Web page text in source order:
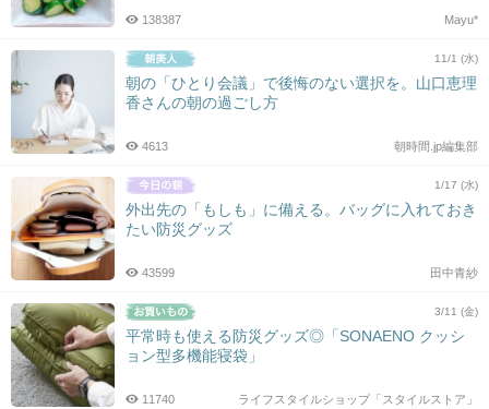
Mayu*
138387
11/1 (水)
朝の「ひとり会議」で後悔のない選択を。山口恵理
香さんの朝の過ごし方
朝時間.jp編集部
4613
1/17 (水)
外出先の「もしも」に備える。バッグに入れておき
たい防災グッズ
田中青紗
43599
3/11 (金)
平常時も使える防災グッズ◎「SONAENO クッシ
ョン型多機能寝袋」
ライフスタイルショップ「スタイルストア」
11740